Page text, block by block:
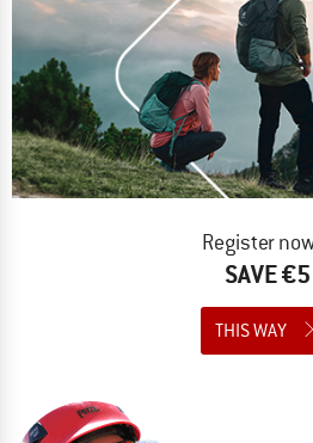
Register
SAVE €5
THIS WAY